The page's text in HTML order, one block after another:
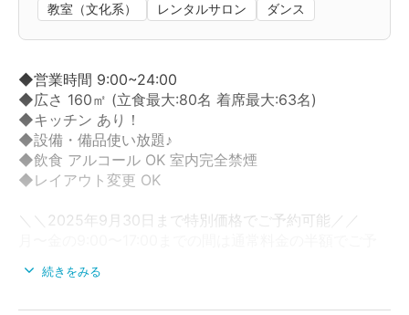
教室（文化系）
レンタルサロン ダンス
◆営業時間 9:00~24:00
◆広さ 160㎡ (立食最大:80名 着席最大:63名)
◆キッチン あり！
◆設備・備品使い放題♪
◆飲食 アルコール OK 室内完全禁煙
◆レイアウト変更 OK
＼＼2025年9月30日まで特別価格でご予約可能／／
2025年9月30日までのご利用が対象となります。
続きをみる